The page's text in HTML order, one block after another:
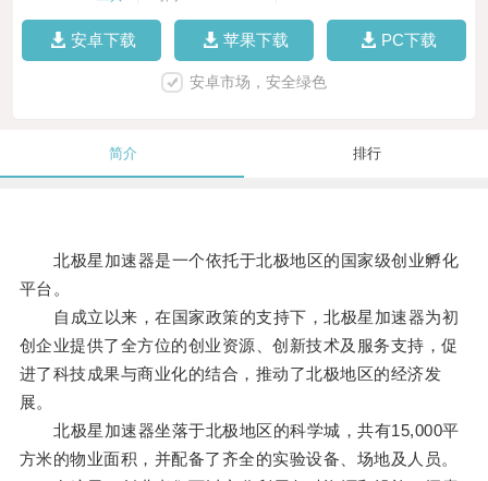
安卓下载 苹果下载 PC下载
安卓市场，安全绿色
简介 排行
北极星加速器是一个依托于北极地区的国家级创业孵化
平台。
自成立以来，在国家政策的支持下，北极星加速器为初
创企业提供了全方位的创业资源、创新技术及服务支持，促
进了科技成果与商业化的结合，推动了北极地区的经济发
展。
北极星加速器坐落于北极地区的科学城，共有15,000平
方米的物业面积，并配备了齐全的实验设备、场地及人员。